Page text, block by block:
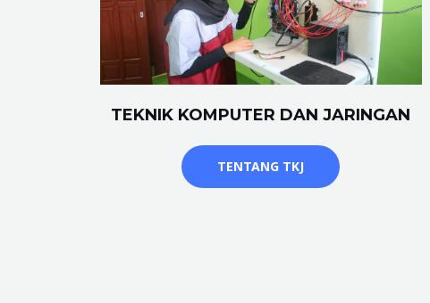
TEKNIK KOMPUTER DAN JARINGAN
TENTANG TKJ